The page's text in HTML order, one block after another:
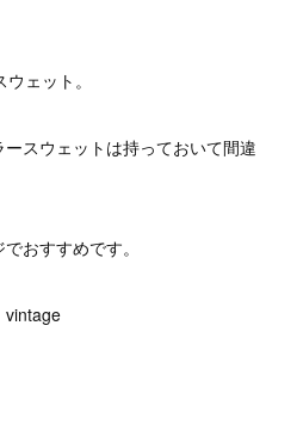
ェット。
スウェットは持っておいて間違
おすすめです。